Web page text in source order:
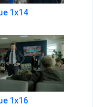
1x14
1x16